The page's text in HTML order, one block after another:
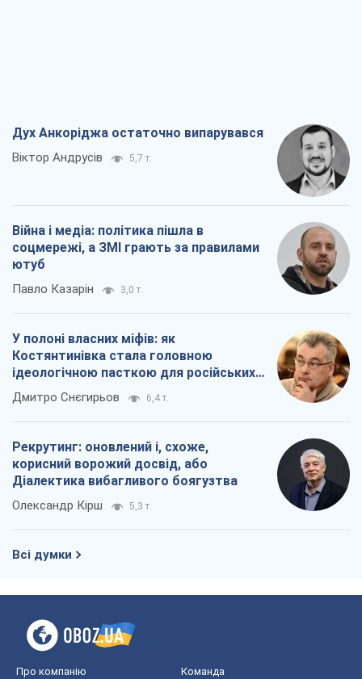
Дух Анкоріджа остаточно випарувався
Віктор Андрусів 5,7 т.
Війна і медіа: політика пішла в
соцмережі, а ЗМІ грають за правилами
ютуб
Павло Казарін 3,0 т.
У полоні власних міфів: як
Костянтинівка стала головною
ідеологічною пасткою для російських
окупантів
Дмитро Снєгирьов 6,4 т.
Рекрутинг: оновлений і, схоже,
корисний ворожий досвід, або
Діалектика вибагливого боягузтва
Олександр Кірш 5,3 т.
Всі думки
Про компанію Команда